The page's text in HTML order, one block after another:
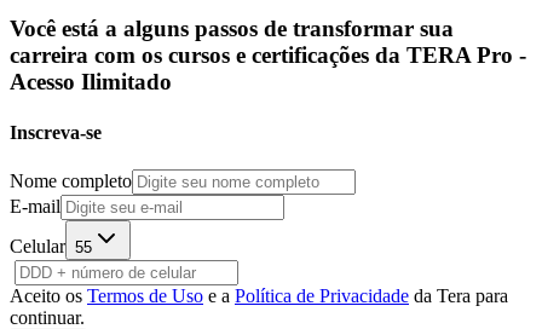
Você está a alguns passos de transformar sua
carreira com os cursos e certificações da TERA Pro -
Acesso Ilimitado
Inscreva-se
Nome completo
E-mail
Celular 55
Aceito os Termos de Uso e a Política de Privacidade da Tera para
continuar.